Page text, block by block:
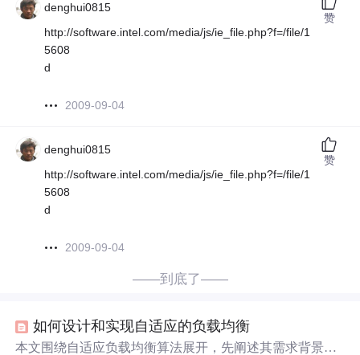
denghui0815
http://software.intel.com/media/js/ie_file.php?f=/file/1
5608
d
2009-09-04
赞
denghui0815
http://software.intel.com/media/js/ie_file.php?f=/file/1
5608
d
2009-09-04
赞
——到底了——
如何设计和实现自适应的负载均衡
本文围绕自适应负载均衡算法展开，先阐述其需求背景，